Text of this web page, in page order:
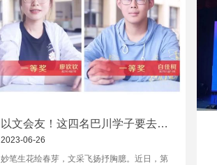
以文会友！这四名巴川学子要去创
新作文大赛全国总决赛啦
2023-06-26
妙笔生花绘春芽，文采飞扬抒胸臆。近日，第